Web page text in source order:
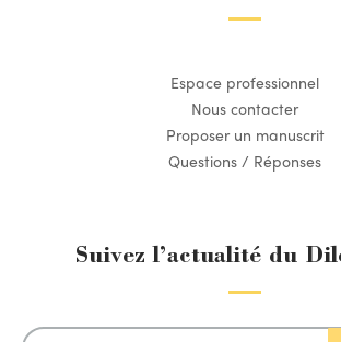
Espace professionnel
Nous contacter
Proposer un manuscrit
Questions / Réponses
Suivez l’actualité du